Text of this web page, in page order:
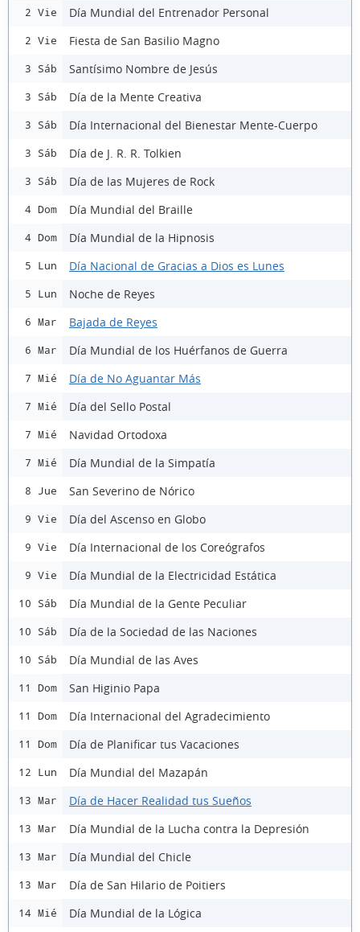
2 Vie Día Mundial del Entrenador Personal
2 Vie Fiesta de San Basilio Magno
3 Sáb Santísimo Nombre de Jesús
3 Sáb Día de la Mente Creativa
3 Sáb Día Internacional del Bienestar Mente-Cuerpo
3 Sáb Día de J. R. R. Tolkien
3 Sáb Día de las Mujeres de Rock
4 Dom Día Mundial del Braille
4 Dom Día Mundial de la Hipnosis
5 Lun Día Nacional de Gracias a Dios es Lunes
5 Lun Noche de Reyes
6 Mar Bajada de Reyes
6 Mar Día Mundial de los Huérfanos de Guerra
7 Mié Día de No Aguantar Más
7 Mié Día del Sello Postal
7 Mié Navidad Ortodoxa
7 Mié Día Mundial de la Simpatía
8 Jue San Severino de Nórico
9 Vie Día del Ascenso en Globo
9 Vie Día Internacional de los Coreógrafos
9 Vie Día Mundial de la Electricidad Estática
10 Sáb Día Mundial de la Gente Peculiar
10 Sáb Día de la Sociedad de las Naciones
10 Sáb Día Mundial de las Aves
11 Dom San Higinio Papa
11 Dom Día Internacional del Agradecimiento
11 Dom Día de Planificar tus Vacaciones
12 Lun Día Mundial del Mazapán
13 Mar Día de Hacer Realidad tus Sueños
13 Mar Día Mundial de la Lucha contra la Depresión
13 Mar Día Mundial del Chicle
13 Mar Día de San Hilario de Poitiers
14 Mié Día Mundial de la Lógica